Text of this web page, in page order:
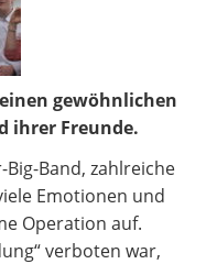
gewöhnlichen
ihrer Freunde.
Band, zahlreiche
Emotionen und
Operation auf.
verboten war,